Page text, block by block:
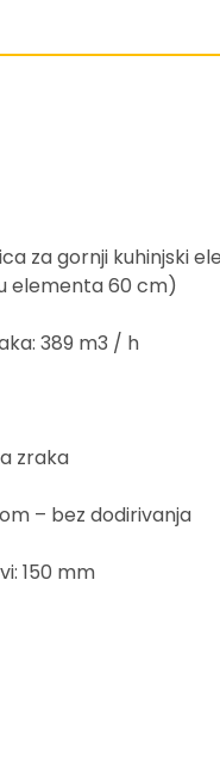
za gornji kuhinjski
elementa 60 cm)
389 m3 / h
zraka
– bez dodirivanja
150 mm